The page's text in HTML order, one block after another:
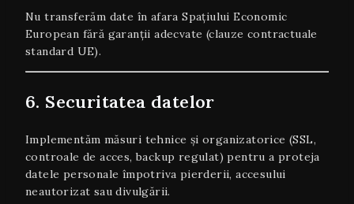
Nu transferăm date în afara Spațiului Economic
European fără garanții adecvate (clauze contractuale
standard UE).
6. Securitatea datelor
Implementăm măsuri tehnice și organizatorice (SSL,
controale de acces, backup regulat) pentru a proteja
datele personale împotriva pierderii, accesului
neautorizat sau divulgării.